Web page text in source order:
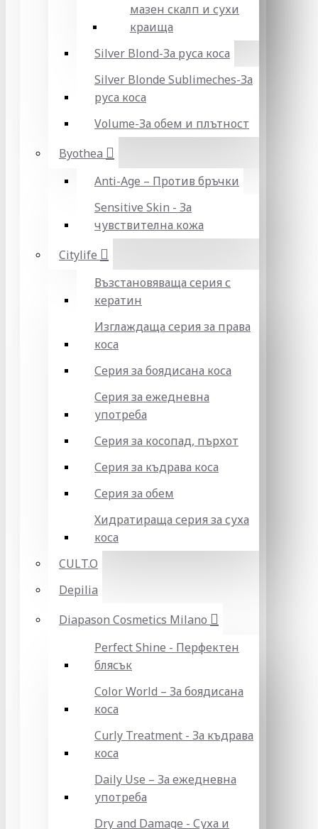
мазен скалп и сухи
краища
Silver Blond-За руса коса
Silver Blonde Sublіmeches-За
руса коса
Volume-За обем и плътност
Byothea
Anti-Age – Против бръчки
Sensitive Skin - За
чувствителна кожа
Citylife
Възстановяваща серия с
кератин
Изглаждаща серия за права
коса
Серия за боядисана коса
Серия за ежедневна
употреба
Серия за косопад, пърхот
Серия за къдрава коса
Серия за обем
Хидратираща серия за суха
коса
CULT.O
Depilia
Diapason Cosmetics Milano
Perfect Shine - Перфектен
блясък
Color World – За боядисана
коса
Curly Treatment - За къдрава
коса
Daily Use – За ежедневна
употреба
Dry and Damage - Суха и